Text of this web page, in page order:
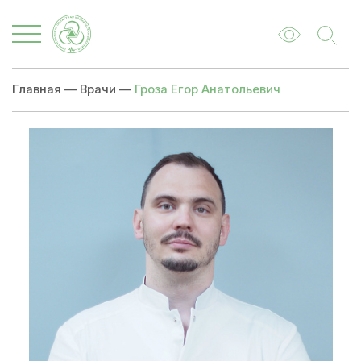
Главная — Врачи — Гроза Егор Анатольевич